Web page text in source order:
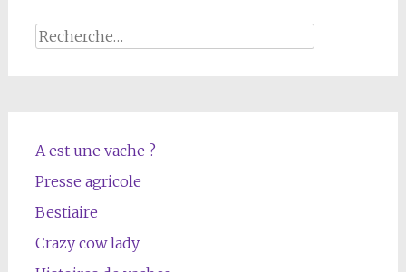
Rechercher :
A est une vache ?
Presse agricole
Bestiaire
Crazy cow lady